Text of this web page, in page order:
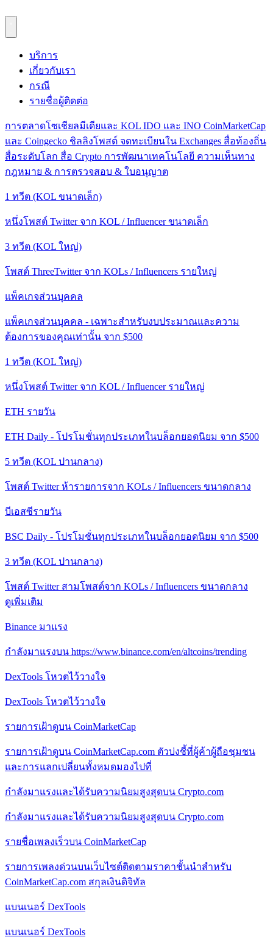
บริการ
เกี่ยวกับเรา
กรณี
รายชื่อผู้ติดต่อ
การตลาดโซเชียลมีเดียและ KOL IDO และ INO CoinMarketCap
และ Coingecko ชิลลิงโพสต์ จดทะเบียนใน Exchanges สื่อท้องถิ่น
สื่อระดับโลก สื่อ Crypto การพัฒนาเทคโนโลยี ความเห็นทาง
กฎหมาย & การตรวจสอบ & ใบอนุญาต
1 ทวีต (KOL ขนาดเล็ก)
หนึ่งโพสต์ Twitter จาก KOL / Influencer ขนาดเล็ก
3 ทวีต (KOL ใหญ่)
โพสต์ ThreeTwitter จาก KOLs / Influencers รายใหญ่
แพ็คเกจส่วนบุคคล
แพ็คเกจส่วนบุคคล - เฉพาะสำหรับงบประมาณและความ
ต้องการของคุณเท่านั้น จาก $500
1 ทวีต (KOL ใหญ่)
หนึ่งโพสต์ Twitter จาก KOL / Influencer รายใหญ่
ETH รายวัน
ETH Daily - โปรโมชั่นทุกประเภทในบล็อกยอดนิยม จาก $500
5 ทวีต (KOL ปานกลาง)
โพสต์ Twitter ห้ารายการจาก KOLs / Influencers ขนาดกลาง
บีเอสซีรายวัน
BSC Daily - โปรโมชั่นทุกประเภทในบล็อกยอดนิยม จาก $500
3 ทวีต (KOL ปานกลาง)
โพสต์ Twitter สามโพสต์จาก KOLs / Influencers ขนาดกลาง
ดูเพิ่มเติม
Binance มาแรง
กําลังมาแรงบน https://www.binance.com/en/altcoins/trending
DexTools โหวตไว้วางใจ
DexTools โหวตไว้วางใจ
รายการเฝ้าดูบน CoinMarketCap
รายการเฝ้าดูบน CoinMarketCap.com ตัวบ่งชี้ที่ผู้ค้าผู้ถือชุมชน
และการแลกเปลี่ยนทั้งหมดมองไปที่
กําลังมาแรงและได้รับความนิยมสูงสุดบน Crypto.com
กําลังมาแรงและได้รับความนิยมสูงสุดบน Crypto.com
รายชื่อเพลงเร็วบน CoinMarketCap
รายการเพลงด่วนบนเว็บไซต์ติดตามราคาชั้นนําสําหรับ
CoinMarketCap.com สกุลเงินดิจิทัล
แบนเนอร์ DexTools
แบนเนอร์ DexTools